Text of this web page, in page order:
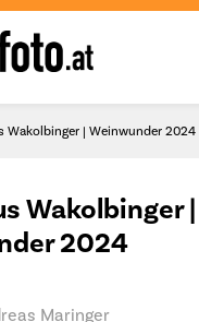
Wakolbinger | Weinwunder 2024
Wakolbinger |
2024
Maringer